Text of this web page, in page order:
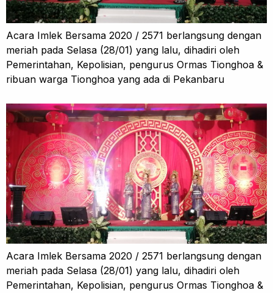
Acara Imlek Bersama 2020 / 2571 berlangsung dengan
meriah pada Selasa (28/01) yang lalu, dihadiri oleh
Pemerintahan, Kepolisian, pengurus Ormas Tionghoa &
ribuan warga Tionghoa yang ada di Pekanbaru
Acara Imlek Bersama 2020 / 2571 berlangsung dengan
meriah pada Selasa (28/01) yang lalu, dihadiri oleh
Pemerintahan, Kepolisian, pengurus Ormas Tionghoa &